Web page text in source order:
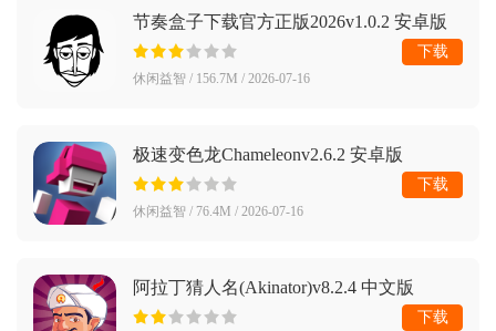
节奏盒子下载官方正版2026v1.0.2 安卓版
休闲益智 / 156.7M / 2026-07-16
下载
极速变色龙Chameleonv2.6.2 安卓版
休闲益智 / 76.4M / 2026-07-16
下载
阿拉丁猜人名(Akinator)v8.2.4 中文版
下载